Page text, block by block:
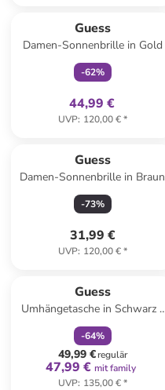
Guess
Damen-Sonnenbrille in Gold
-62%
44,99 €
UVP: 120,00 €*
Guess
Damen-Sonnenbrille in Braun
-73%
31,99 €
UVP: 120,00 €*
Guess
Umhängetasche in Schwarz -
(B)28 x (H)16 x (T)8 cm
-64%
49,99 €regulär
47,99 € mit family
UVP: 135,00 €*